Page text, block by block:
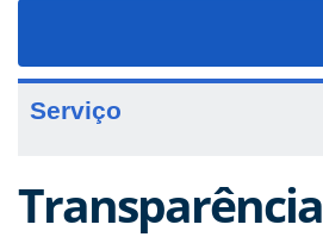
Serviço
Transparência